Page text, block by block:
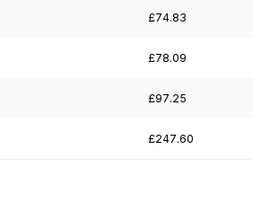
£74.83
£78.09
£97.25
£247.60